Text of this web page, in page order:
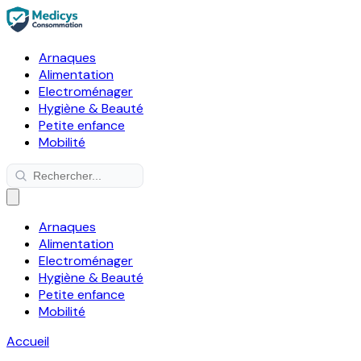
Arnaques
Alimentation
Electroménager
Hygiène & Beauté
Petite enfance
Mobilité
Arnaques
Alimentation
Electroménager
Hygiène & Beauté
Petite enfance
Mobilité
Accueil